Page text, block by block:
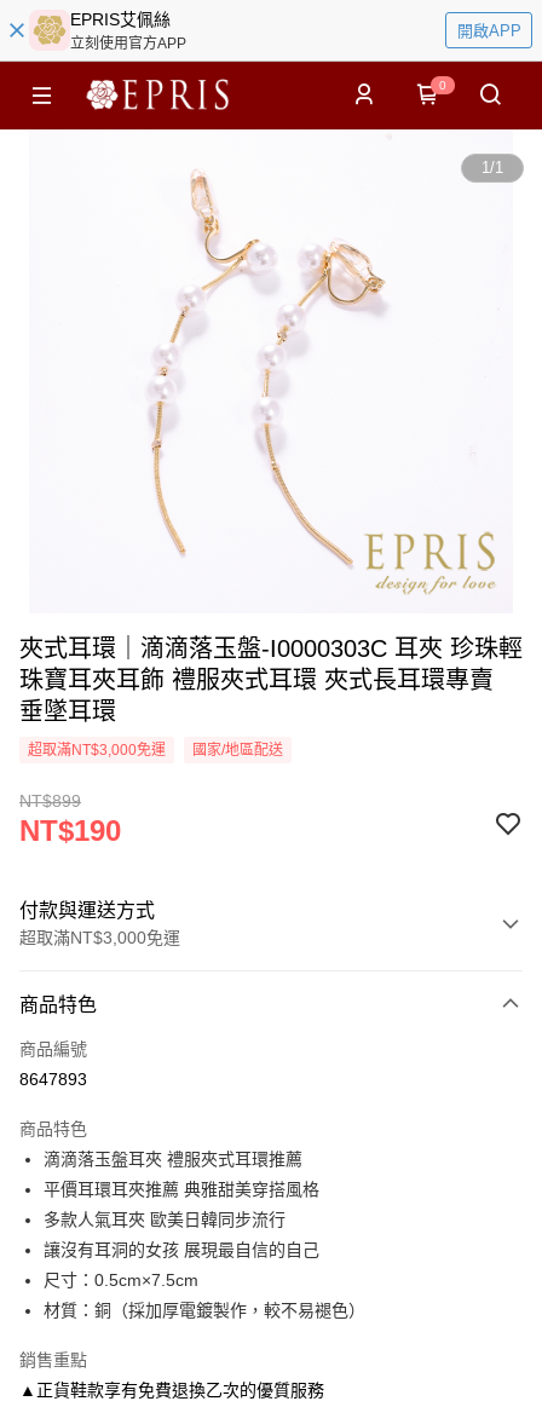
EPRIS艾佩絲
立刻使用官方APP
開啟APP
0
1/1
夾式耳環｜滴滴落玉盤-I0000303C 耳夾 珍珠輕
珠寶耳夾耳飾 禮服夾式耳環 夾式長耳環專賣
垂墜耳環
超取滿NT$3,000免運 國家/地區配送
NT$899
NT$190
付款與運送方式
超取滿NT$3,000免運
信用卡一次付款
信用卡分期付款
合作金庫商業銀行
華南商業銀行
彰化商業銀行
上海商業儲蓄銀行
台北富邦商業銀行
國泰世華商業銀行
臺灣中小企業銀行
台中商業銀行
匯豐（台灣）商業銀行
聯邦商業銀行
元大商業銀行
永豐商業銀行
台新國際商業銀行
台灣樂天信用卡公司
6 期 0 利率 每期
華南商業銀行
彰化商業銀行
上海商業儲蓄銀行
國泰世華商業銀行
兆豐國際商業銀行
臺灣中小企業銀行
匯豐（台灣）商業銀行
華泰商業銀行
元大商業銀行
玉山商業銀行
星展（台灣）商業銀行
LINE Pay
Apple Pay
街口支付
悠遊付
Google Pay
商品特色
商品編號
8647893
商品特色
滴滴落玉盤耳夾 禮服夾式耳環推薦
平價耳環耳夾推薦 典雅甜美穿搭風格
多款人氣耳夾 歐美日韓同步流行
讓沒有耳洞的女孩 展現最自信的自己
尺寸：0.5cm×7.5cm
材質：銅（採加厚電鍍製作，較不易褪色）
銷售重點
▲正貨鞋款享有免費退換乙次的優質服務